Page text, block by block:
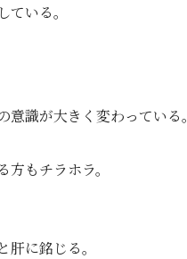
いる。
識が大きく変わっている。
もチラホラ。
に銘じる。